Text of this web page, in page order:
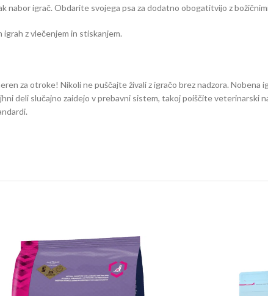
nabor igrač. Obdarite svojega psa za dodatno obogatitvijo z
igrah z vlečenjem in stiskanjem.
za otroke! Nikoli ne puščajte živali z igračo brez nadzora.
deli slučajno zaidejo v prebavni sistem, takoj poiščite